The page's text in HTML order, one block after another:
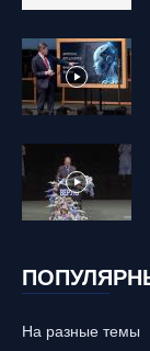
На разные темы